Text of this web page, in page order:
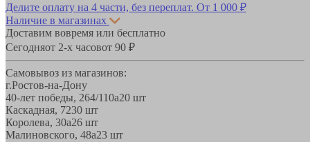
Делите оплату на 4 части, без переплат. От 1 000 ₽
Наличие в магазинах
Доставим вовремя или бесплатно
Сегодняот 2-х часовот 90 ₽
Самовывоз из магазинов:
г.Ростов-на-Дону
40-лет победы, 264/110а20 шт
Каскадная, 7230 шт
Королева, 30а26 шт
Малиновского, 48а23 шт